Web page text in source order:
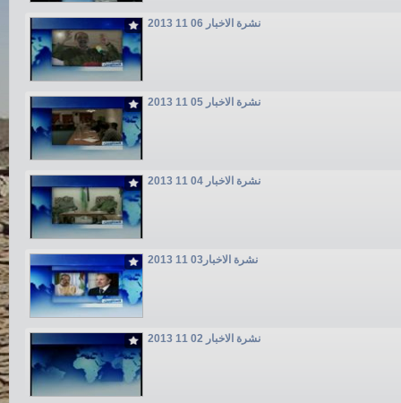
نشرة الاخبار 06 11 2013
نشرة الاخبار 05 11 2013
نشرة الاخبار 04 11 2013
نشرة الاخبار03 11 2013
نشرة الاخبار 02 11 2013